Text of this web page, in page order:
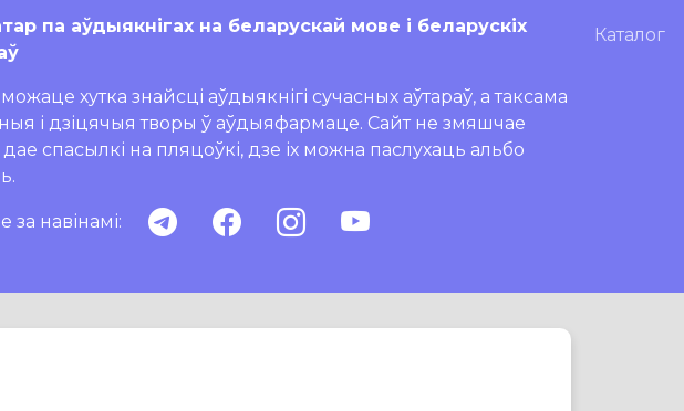
па аўдыякнігах на беларускай мове і беларускіх
хутка знайсці аўдыякнігі сучасных аўтараў, а таксама
і дзіцячыя творы ў аўдыяфармаце. Сайт не змяшчае
дае спасылкі на пляцоўкі, дзе іх можна паслухаць альбо
за навінамі:
Каталог